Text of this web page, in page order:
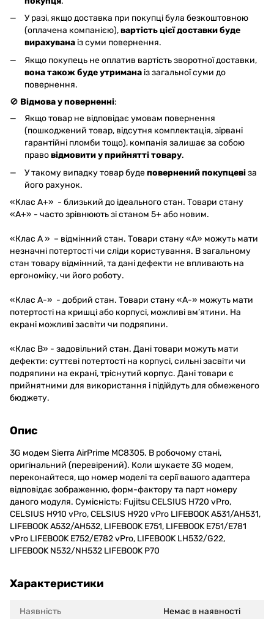
У разі, якщо доставка при покупці була безкоштовною
(оплачена компанією),вартість цієї доставки буде
вирахувана із суми повернення.
Якщо покупець не оплатив вартість зворотної доставки,
вона також буде утримана із загальної суми до
повернення.
🚫 Відмова у поверненні:
Якщо товар не відповідає умовам повернення
(пошкоджений товар, відсутня комплектація, зірвані
гарантійні пломби тощо), компанія залишає за собою
правовідмовити у прийнятті товару.
У такому випадку товар будеповернений покупцевіза
його рахунок.
«Клас A+» - близький до ідеального стан. Товари стану
«А+» - часто зрівнюють зі станом 5+ або новим.
«Клас A » – відмінний стан. Товари стану «А» можуть мати
незначні потертості чи сліди користування. В загальному
стан товару відмінний, та дані дефекти не впливають на
ергономіку, чи його роботу.
«Клас A-» - добрий стан. Товари стану «А-» можуть мати
потертості на кришці або корпусі, можливі вм’ятини. На
екрані можливі засвіти чи подряпини.
«Клас B» - задовільний стан. Дані товари можуть мати
дефекти: суттєві потертості на корпусі, сильні засвіти чи
подряпини на екрані, тріснутий корпус. Дані товари є
прийнятними для використання і підійдуть для обмеженого
бюджету.
Опис
3G модем Sierra AirPrime MC8305. В робочому стані,
оригінальний (перевірений). Коли шукаєте 3G модем,
переконайтеся, що номер моделі та серії вашого адаптера
відповідає зображенню, форм-фактору та парт номеру
даного модуля. Сумісність: Fujitsu CELSIUS H720 vPro,
CELSIUS H910 vPro, CELSIUS H920 vPro LIFEBOOK A531/AH531,
LIFEBOOK A532/AH532, LIFEBOOK E751, LIFEBOOK E751/E781
vPro LIFEBOOK E752/E782 vPro, LIFEBOOK LH532/G22,
LIFEBOOK N532/NH532 LIFEBOOK P70
Характеристики
Наявність Немає в наявності